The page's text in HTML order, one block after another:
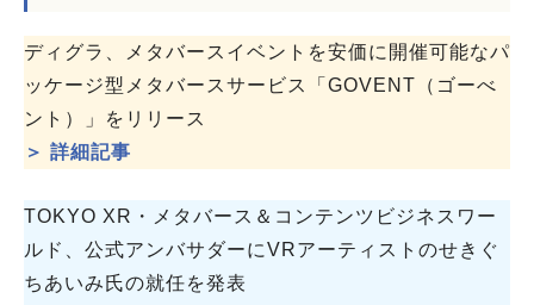
ディグラ、メタバースイベントを安価に開催可能なパ
ッケージ型メタバースサービス「GOVENT（ゴーべ
ント）」をリリース
＞ 詳細記事
TOKYO XR・メタバース＆コンテンツビジネスワー
ルド、公式アンバサダーにVRアーティストのせきぐ
ちあいみ氏の就任を発表